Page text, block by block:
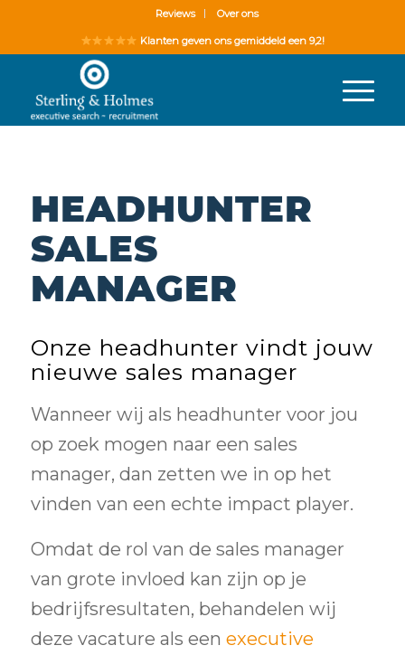
Reviews Over ons
Klanten geven ons gemiddeld een 9,2!
HEADHUNTER
SALES
MANAGER
Onze headhunter vindt jouw
nieuwe sales manager
Wanneer wij als headhunter voor jou
op zoek mogen naar een sales
manager, dan zetten we in op het
vinden van een echte impact player.
Omdat de rol van de sales manager
van grote invloed kan zijn op je
bedrijfsresultaten, behandelen wij
deze vacature als een executive